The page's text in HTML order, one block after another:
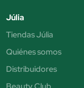
Júlia
Tiendas Júlia
Quiénes somos
Distribuidores